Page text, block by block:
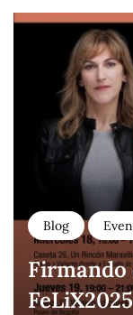
Blog
Firmando
FeLiX2025